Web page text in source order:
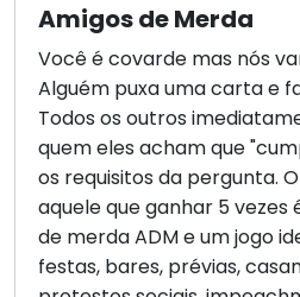
Amigos de Merda
Você é covarde mas nós
Alguém puxa uma carta e
Todos os outros
quem eles acham que
os requisitos da pergunta.
aquele que ganhar 5 vezes
de merda ADM e um jogo
festas, bares, prévias,